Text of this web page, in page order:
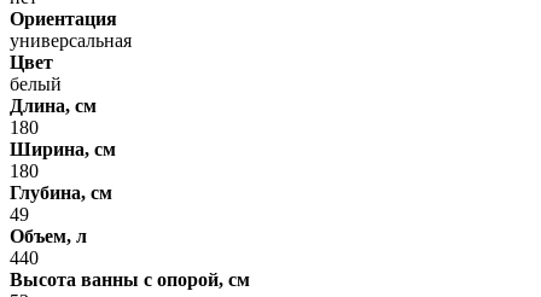
Ориентация
универсальная
Цвет
белый
Длина, см
180
Ширина, см
180
Глубина, см
49
Объем, л
440
Высота ванны с опорой, см